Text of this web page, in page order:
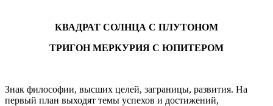
КВАДРАТ СОЛНЦА С ПЛУТОНОМ
ТРИГОН МЕРКУРИЯ С ЮПИТЕРОМ
Знак философии, высших целей, заграницы, развития. На
первый план выходят темы успехов и достижений,